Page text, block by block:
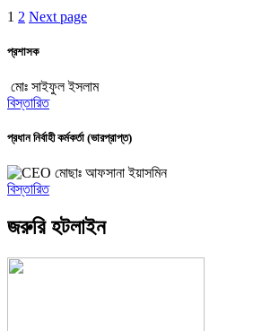
1 2 Next page
প্রশাসক
মোঃ সাইফুল ইসলাম
বিস্তারিত
প্রধান নির্বাহী কর্মকর্তা (ভারপ্রাপ্ত)
মোছাঃ আফসানা ইয়াসমিন
বিস্তারিত
জরুরি হটলাইন